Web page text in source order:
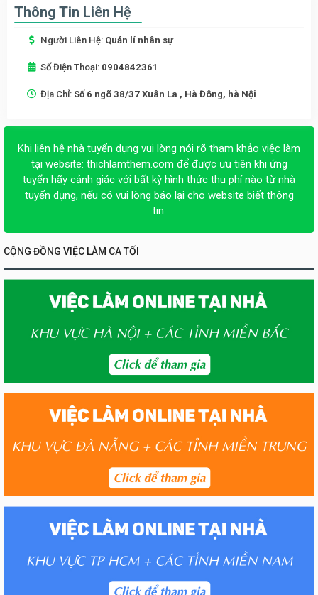
Thông Tin Liên Hệ
Người Liên Hệ: Quản lí nhân sự
Số Điện Thoại: 0904842361
Địa Chỉ: Số 6 ngõ 38/37 Xuân La , Hà Đông, hà Nội
Khi liên hệ nhà tuyển dụng vui lòng nói rõ tham khảo việc làm
tại website: thichlamthem.com để được ưu tiên khi ứng
tuyển hãy cảnh giác với bất kỳ hình thức thu phí nào từ nhà
tuyển dụng, nếu có vui lòng báo lại cho website biết thông
tin.
CỘNG ĐỒNG VIỆC LÀM CA TỐI